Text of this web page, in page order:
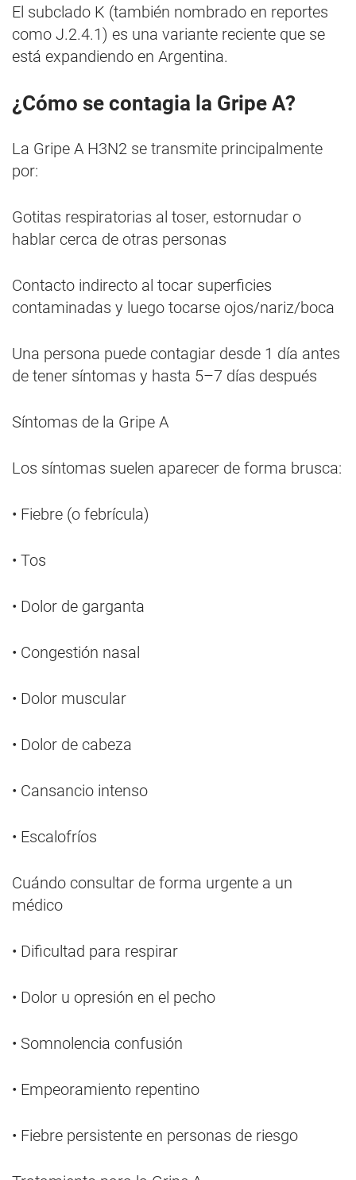
El subclado K (también nombrado en reportes
como J.2.4.1) es una variante reciente que se
está expandiendo en Argentina.
¿Cómo se contagia la Gripe A?
La Gripe A H3N2 se transmite principalmente
por:
Gotitas respiratorias al toser, estornudar o
hablar cerca de otras personas
Contacto indirecto al tocar superficies
contaminadas y luego tocarse ojos/nariz/boca
Una persona puede contagiar desde 1 día antes
de tener síntomas y hasta 5–7 días después
Síntomas de la Gripe A
Los síntomas suelen aparecer de forma brusca:
• Fiebre (o febrícula)
• Tos
• Dolor de garganta
• Congestión nasal
• Dolor muscular
• Dolor de cabeza
• Cansancio intenso
• Escalofríos
Cuándo consultar de forma urgente a un
médico
• Dificultad para respirar
• Dolor u opresión en el pecho
• Somnolencia confusión
• Empeoramiento repentino
• Fiebre persistente en personas de riesgo